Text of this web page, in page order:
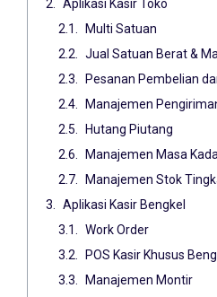
Aplikasi Kasir Toko
Multi Satuan
Jual Satuan Berat &
Pesanan Pembelian
Manajemen
Hutang Piutang
Manajemen Masa
Manajemen Stok
Aplikasi Kasir Bengkel
Work Order
POS Kasir Khusus
Manajemen Montir